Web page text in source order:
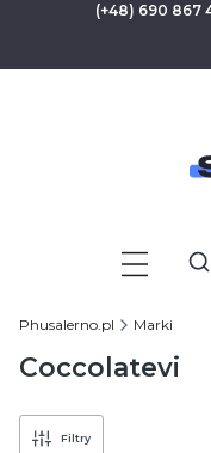
(+48) 690 867
Phusalerno.pl Marki
Coccolatevi
Filtry